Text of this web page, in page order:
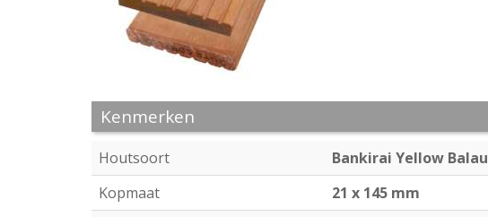
Kenmerken
Houtsoort
Bankirai Yellow Balau
Kopmaat
21 x 145 mm